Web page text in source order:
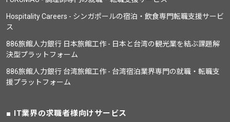
Hospitality Careers - シンガポールの宿泊・飲食専門転職支援サービ
ス
886旅館人力銀行 日本旅館工作 - 日本と台湾の観光業を結ぶ課題解
決型プラットフォーム
886旅館人力銀行 台湾旅館工作 - 台湾宿泊業界専門の就職・転職支
援プラットフォーム
IT業界の求職者様向けサービス